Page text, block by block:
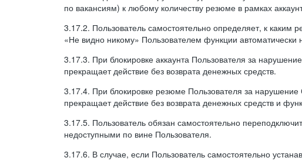
по вакансиям) к любому количеству резюме в рамках
3.17.2. Пользователь самостоятельно определяет, к
«Не видно никому» Пользователем функции
3.17.3. При блокировке аккаунта Пользователя за
прекращает действие без возврата денежных средств.
3.17.4. При блокировке резюме Пользователя за
прекращает действие без возврата денежных средств и
3.17.5. Пользователь обязан самостоятельно
недоступными по вине Пользователя.
3.17.6. В случае, если Пользователь самостоятельно